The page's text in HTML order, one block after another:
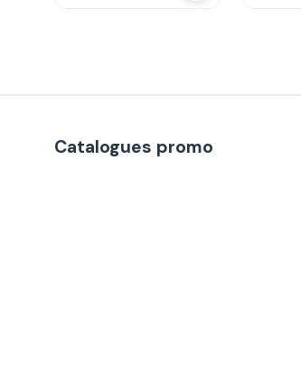
Catalogues promo